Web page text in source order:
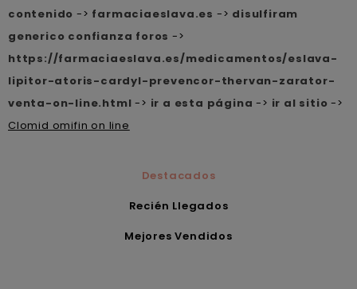
contenido -> farmaciaeslava.es -> disulfiram
generico confianza foros ->
https://farmaciaeslava.es/medicamentos/eslava-
lipitor-atoris-cardyl-prevencor-thervan-zarator-
venta-on-line.html -> ir a esta página -> ir al sitio ->
Clomid omifin on line
Destacados
Recién Llegados
Mejores Vendidos